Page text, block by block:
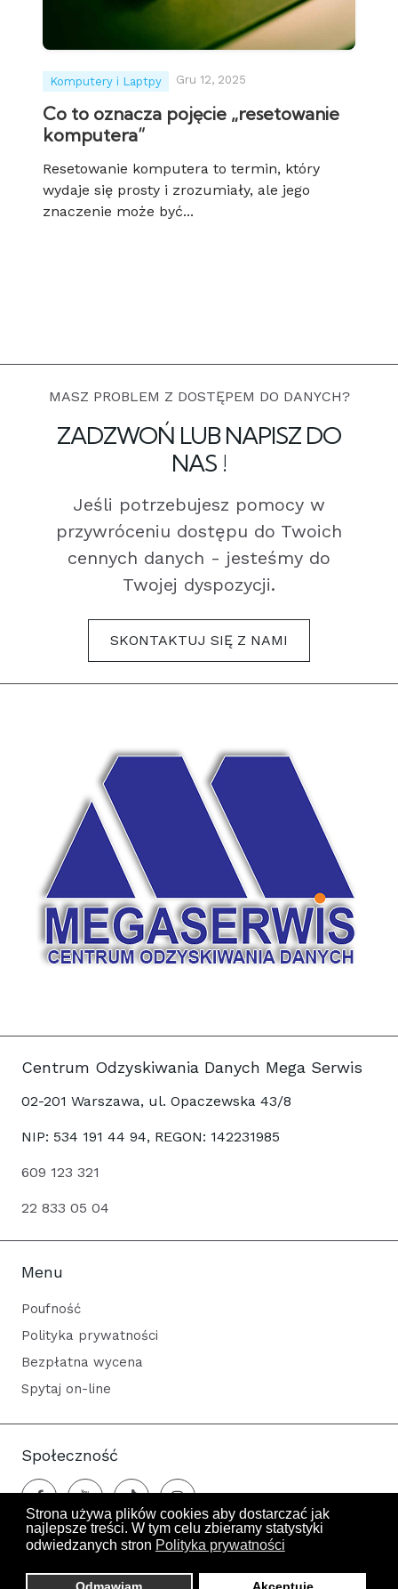
Strona używa plików cookies aby dostarczać jak
najlepsze treści. W tym celu zbieramy statystyki
odwiedzanych stron Polityka prywatności
Komputery i Laptpy Gru 12, 2025
Co to oznacza pojęcie „resetowanie
komputera”
Resetowanie komputera to termin, który
wydaje się prosty i zrozumiały, ale jego
znaczenie może być...
MASZ PROBLEM Z DOSTĘPEM DO DANYCH?
ZADZWOŃ LUB NAPISZ DO
NAS !
Jeśli potrzebujesz pomocy w
przywróceniu dostępu do Twoich
cennych danych - jesteśmy do
Twojej dyspozycji.
SKONTAKTUJ SIĘ Z NAMI
Centrum Odzyskiwania Danych Mega Serwis
02-201 Warszawa, ul. Opaczewska 43/8
NIP: 534 191 44 94, REGON: 142231985
609 123 321
22 833 05 04
Menu
Poufność
Polityka prywatności
Bezpłatna wycena
Spytaj on-line
Społeczność
Odwiedza nas 80 gości oraz 0 użytkowników.